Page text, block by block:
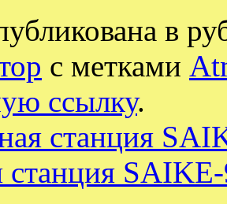
в
с метками
ссылку.
станция
станция